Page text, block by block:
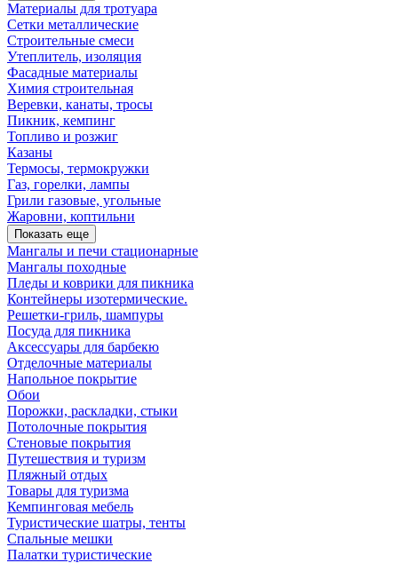
Материалы для тротуара
Сетки металлические
Строительные смеси
Утеплитель, изоляция
Фасадные материалы
Химия строительная
Веревки, канаты, тросы
Пикник, кемпинг
Топливо и розжиг
Казаны
Термосы, термокружки
Газ, горелки, лампы
Грили газовые, угольные
Жаровни, коптильни
Показать еще
Мангалы и печи стационарные
Мангалы походные
Пледы и коврики для пикника
Контейнеры изотермические.
Решетки-гриль, шампуры
Посуда для пикника
Аксессуары для барбекю
Отделочные материалы
Напольное покрытие
Обои
Порожки, раскладки, стыки
Потолочные покрытия
Стеновые покрытия
Путешествия и туризм
Пляжный отдых
Товары для туризма
Кемпинговая мебель
Туристические шатры, тенты
Спальные мешки
Палатки туристические